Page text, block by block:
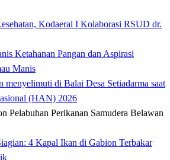
Kodaeral I Kolaborasi RSUD dr.
Ketahanan Pangan dan Aspirasi
Manis
menyelimuti di Balai Desa Setiadarma saat
(HAN) 2026
4 Kapal Ikan di Gabion Terbakar